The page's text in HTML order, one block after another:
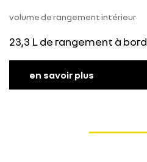
volume de rangement intérieur
23,3 L de rangement à bord
en savoir plus